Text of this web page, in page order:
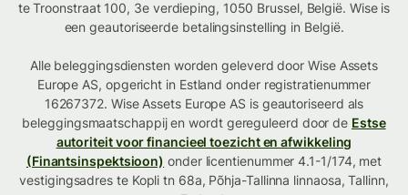
te Troonstraat 100, 3e verdieping, 1050 Brussel, België. Wise is
een geautoriseerde betalingsinstelling in België.
Alle beleggingsdiensten worden geleverd door Wise Assets
Europe AS, opgericht in Estland onder registratienummer
16267372. Wise Assets Europe AS is geautoriseerd als
beleggingsmaatschappij en wordt gereguleerd door de Estse
autoriteit voor financieel toezicht en afwikkeling
(Finantsinspektsioon) onder licentienummer 4.1-1/174, met
vestigingsadres te Kopli tn 68a, Põhja-Tallinna linnaosa, Tallinn,